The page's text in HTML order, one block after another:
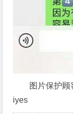
图片保护
iyes